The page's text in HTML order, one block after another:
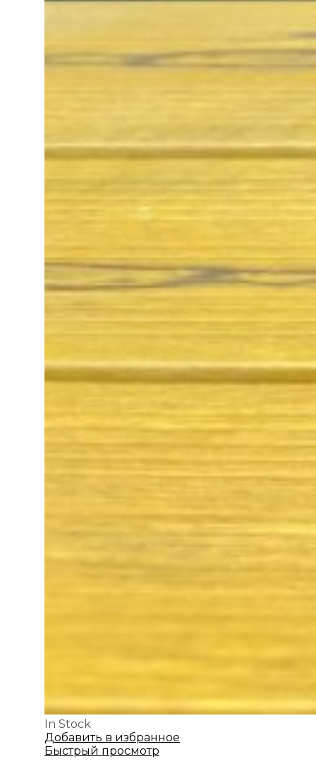
In Stock
Добавить в избранное
Быстрый просмотр